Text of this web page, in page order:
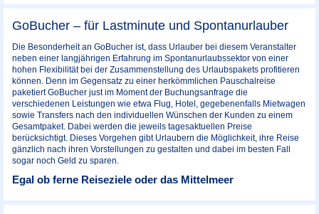
GoBucher – für Lastminute und Spontanurlauber
Die Besonderheit an GoBucher ist, dass Urlauber bei diesem Veranstalter
neben einer langjährigen Erfahrung im Spontanurlaubssektor von einer
hohen Flexibilität bei der Zusammenstellung des Urlaubspakets profitieren
können. Denn im Gegensatz zu einer herkömmlichen Pauschalreise
paketiert GoBucher just im Moment der Buchungsanfrage die
verschiedenen Leistungen wie etwa Flug, Hotel, gegebenenfalls Mietwagen
sowie Transfers nach den individuellen Wünschen der Kunden zu einem
Gesamtpaket. Dabei werden die jeweils tagesaktuellen Preise
berücksichtigt. Dieses Vorgehen gibt Urlaubern die Möglichkeit, ihre Reise
gänzlich nach ihren Vorstellungen zu gestalten und dabei im besten Fall
sogar noch Geld zu sparen.
Egal ob ferne Reiseziele oder das Mittelmeer